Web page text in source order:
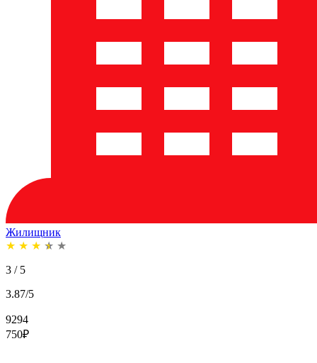
Жилищник
★ ★ ★ ★ ★
3 / 5
3.87/5
9294
750₽